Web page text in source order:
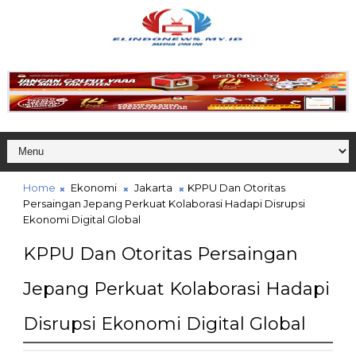
Home Ekonomi Jakarta
KPPU Dan Otoritas
Persaingan Jepang Perkuat Kolaborasi Hadapi Disrupsi
Ekonomi Digital Global
KPPU Dan Otoritas Persaingan
Jepang Perkuat Kolaborasi Hadapi
Disrupsi Ekonomi Digital Global